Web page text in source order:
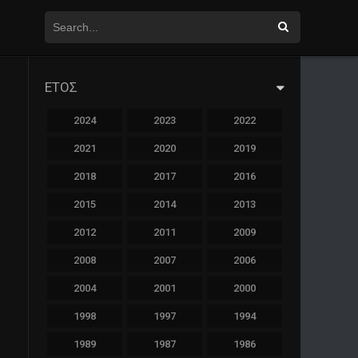
ΕΤΟΣ
2024 2023 2022
2021 2020 2019
2018 2017 2016
2015 2014 2013
2012 2011 2009
2008 2007 2006
2004 2001 2000
1998 1997 1994
1989 1987 1986